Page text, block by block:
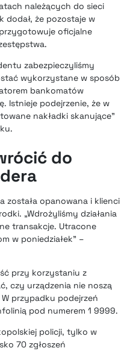
należących do sieci
dodał, że pozostaje w
oficjalne
zabezpieczyliśmy
wykorzystane w sposób
bankomatów
Istnieje podejrzenie, że w
nakładki skanujące”
do
została opanowana i klienci
„Wdrożyliśmy działania
transakcje. Utracone
w poniedziałek” –
przy korzystaniu z
czy urządzenia nie noszą
przypadku podejrzeń
pod numerem 1 9999.
policji, tylko w
70 zgłoszeń